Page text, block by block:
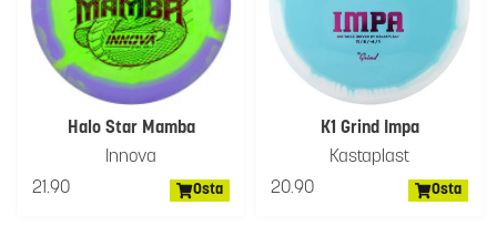
Halo Star Mamba
Innova
21.90
Osta
K1 Grind Impa
Kastaplast
20.90
Osta